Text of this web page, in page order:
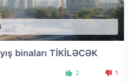
binaları TİKİLƏCƏK
2 1